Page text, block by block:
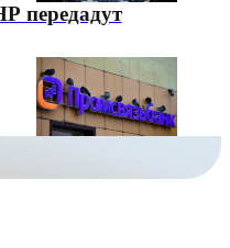
передадут